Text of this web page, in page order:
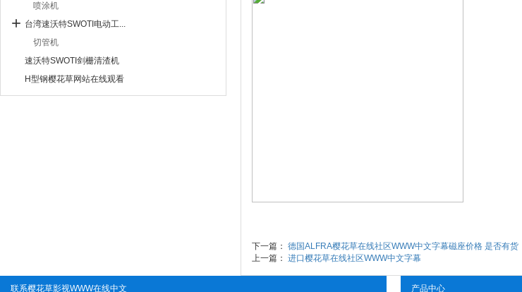
喷涂机
台湾速沃特SWOTI电动工...
切管机
速沃特SWOTI剑栅清渣机
H型钢樱花草网站在线观看
下一篇： 德国ALFRA樱花草在线社区WWW中文字幕磁座价格 是否有货
上一篇： 进口樱花草在线社区WWW中文字幕
联系樱花草影视WWW在线中文 产品中心